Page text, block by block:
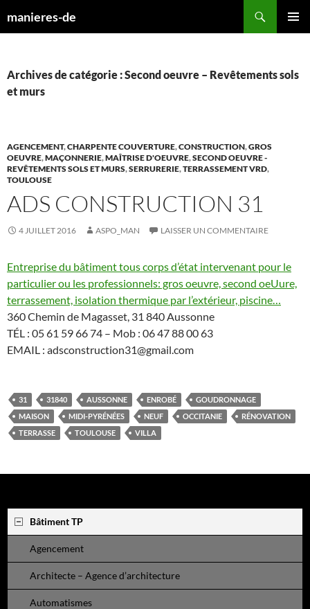
au
manieres-de
Archives de catégorie : Second oeuvre – Revêtements sols
et murs
AGENCEMENT,CHARPENTE COUVERTURE,CONSTRUCTION,GROS
OEUVRE,MAÇONNERIE,MAÎTRISE D'OEUVRE,SECOND OEUVRE -
REVÊTEMENTS SOLS ET MURS,SERRURERIE,TERRASSEMENT VRD,
TOULOUSE
ADS CONSTRUCTION 31
4 JUILLET 2016 ASPO_MAN LAISSER UN COMMENTAIRE
Entreprise du bâtiment tous corps d’état intervenant pour le
particulier ou les professionnels: gros oeuvre, second oeUure,
terrassement, isolation thermique par l’extérieur, piscine…
360 Chemin de Magasset, 31 840 Aussonne
TÉL : 05 61 59 66 74 – Mob : 06 47 88 00 63
EMAIL : adsconstruction31@gmail.com
31 31840 AUSSONNE ENROBÉ
GOUDRONNAGE
MAISON
MIDI-PYRÉNÉES NEUF OCCITANIE
RÉNOVATION
TERRASSE
TOULOUSE VILLA
Bâtiment TP
Agencement
Architecte – Agence d’architecture
Automatismes